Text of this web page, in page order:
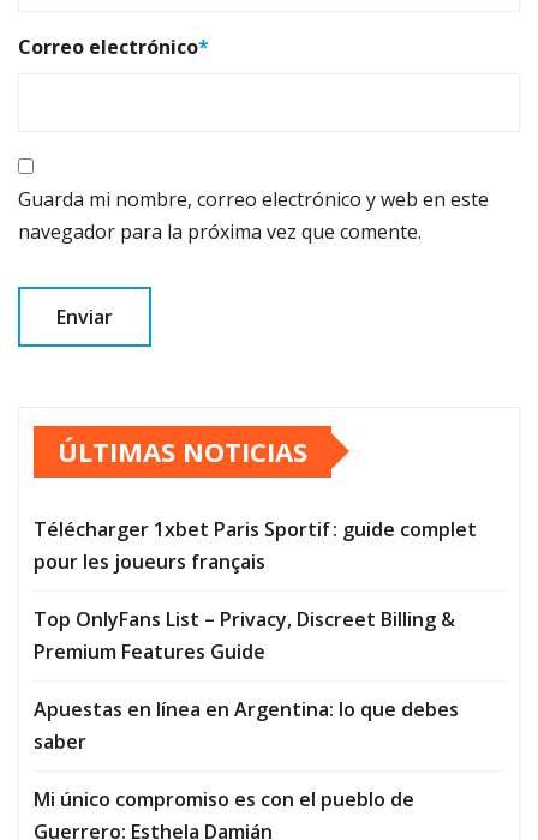
Correo electrónico*
Guarda mi nombre, correo electrónico y web en este
navegador para la próxima vez que comente.
ÚLTIMAS NOTICIAS
Télécharger 1xbet Paris Sportif : guide complet
pour les joueurs français
Top OnlyFans List – Privacy, Discreet Billing &
Premium Features Guide
Apuestas en línea en Argentina: lo que debes
saber
Mi único compromiso es con el pueblo de
Guerrero: Esthela Damián